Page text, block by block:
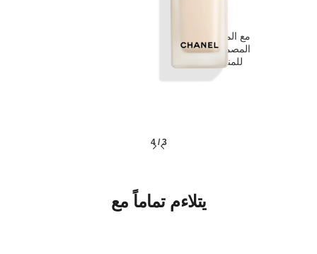
مع المستحضرات
المصممة خصيصًا
للمناطق الهشة
3
/
4
يتلاءم تماماً مع